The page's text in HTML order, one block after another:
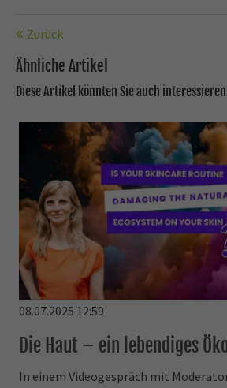
Zurück
Ähnliche Artikel
Diese Artikel könnten Sie auch interessieren
08.07.2025 12:59
Die Haut – ein lebendiges
In einem Videogespräch mit